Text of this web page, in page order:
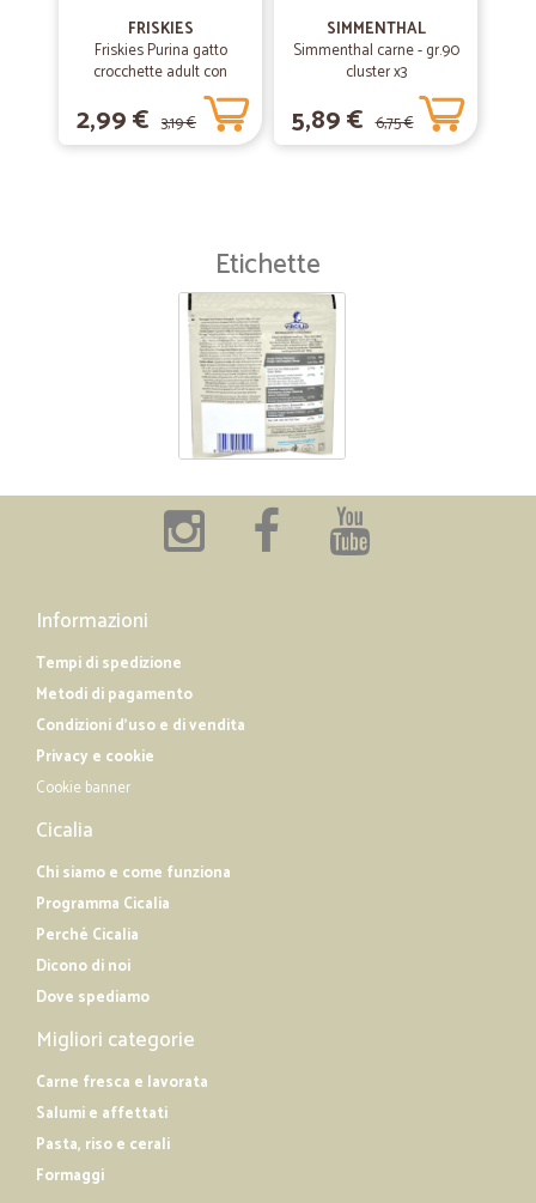
FRISKIES
Friskies Purina gatto
crocchette adult con
coniglio, pollo e verdure
scatola gr.400
2,99 € 3,19 €
SIMMENTHAL
Simmenthal carne - gr.90
cluster x3
5,89 € 6,75 €
Etichette
Informazioni
Tempi di spedizione
Metodi di pagamento
Condizioni d'uso e di vendita
Privacy e cookie
Cookie banner
Cicalia
Chi siamo e come funziona
Programma Cicalia
Perché Cicalia
Dicono di noi
Dove spediamo
Migliori categorie
Carne fresca e lavorata
Salumi e affettati
Pasta, riso e cerali
Formaggi